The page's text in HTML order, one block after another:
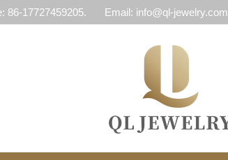
86-17727459205. Email: info@ql-jewelry.com